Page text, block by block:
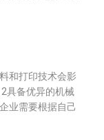
和打印技术会影
具备优异的机械
业需要根据自己